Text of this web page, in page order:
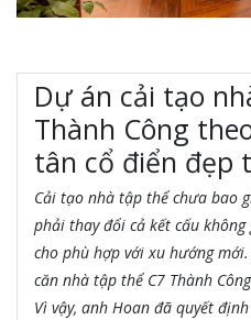
Dự án cải tạo
Thành Công
tân cổ điển đẹp
Cải tạo nhà tập thể chưa bao
phải thay đổi cả kết cấu
cho phù hợp với xu hướng
căn nhà tập thể C7 Thành
Vì vậy, anh Hoan đã quyết